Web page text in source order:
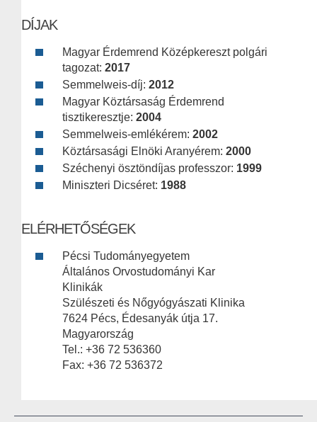
DÍJAK
Magyar Érdemrend Középkereszt polgári
tagozat: 2017
Semmelweis-díj: 2012
Magyar Köztársaság Érdemrend
tisztikeresztje: 2004
Semmelweis-emlékérem: 2002
Köztársasági Elnöki Aranyérem: 2000
Széchenyi ösztöndíjas professzor: 1999
Miniszteri Dicséret: 1988
ELÉRHETŐSÉGEK
Pécsi Tudományegyetem
Általános Orvostudományi Kar
Klinikák
Szülészeti és Nőgyógyászati Klinika
7624 Pécs, Édesanyák útja 17.
Magyarország
Tel.: +36 72 536360
Fax: +36 72 536372